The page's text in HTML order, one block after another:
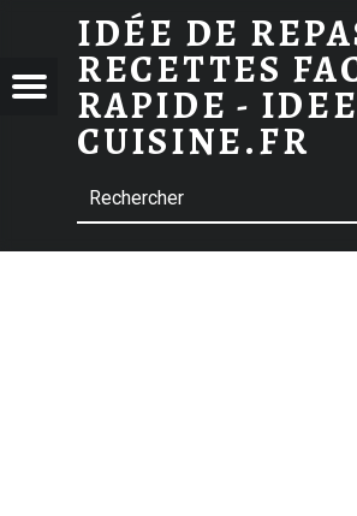
PÂTES À LA SAUCE CARBONARA : RECETTE ITALIENNE
IDÉE DE
RECETTES
RAPIDE -
CUISINE.FR
Menu
navigation